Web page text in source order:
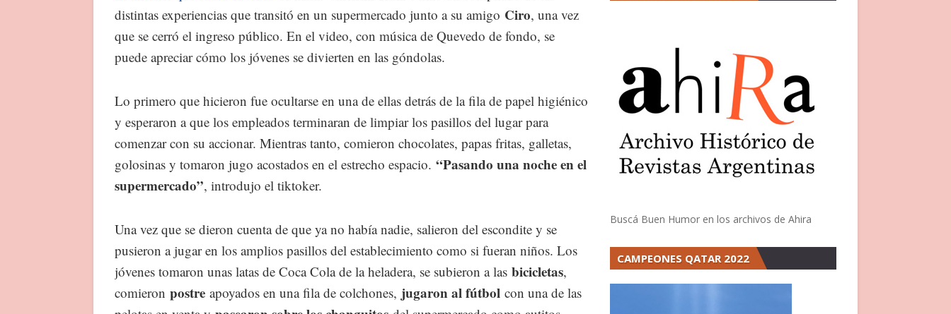
distintas experiencias que transitó en un supermercado junto a su amigo Ciro, una vez
que se cerró el ingreso público. En el video, con música de Quevedo de fondo, se
puede apreciar cómo los jóvenes se divierten en las góndolas.
Lo primero que hicieron fue ocultarse en una de ellas detrás de la fila de papel higiénico
y esperaron a que los empleados terminaran de limpiar los pasillos del lugar para
comenzar con su accionar. Mientras tanto, comieron chocolates, papas fritas, galletas,
golosinas y tomaron jugo acostados en el estrecho espacio. “Pasando una noche en el
supermercado”, introdujo el tiktoker.
Una vez que se dieron cuenta de que ya no había nadie, salieron del escondite y se
pusieron a jugar en los amplios pasillos del establecimiento como si fueran niños. Los
jóvenes tomaron unas latas de Coca Cola de la heladera, se subieron a las bicicletas,
comieron postre apoyados en una fila de colchones, jugaron al fútbol con una de las
Buscá Buen Humor en los archivos de Ahira
CAMPEONES QATAR 2022